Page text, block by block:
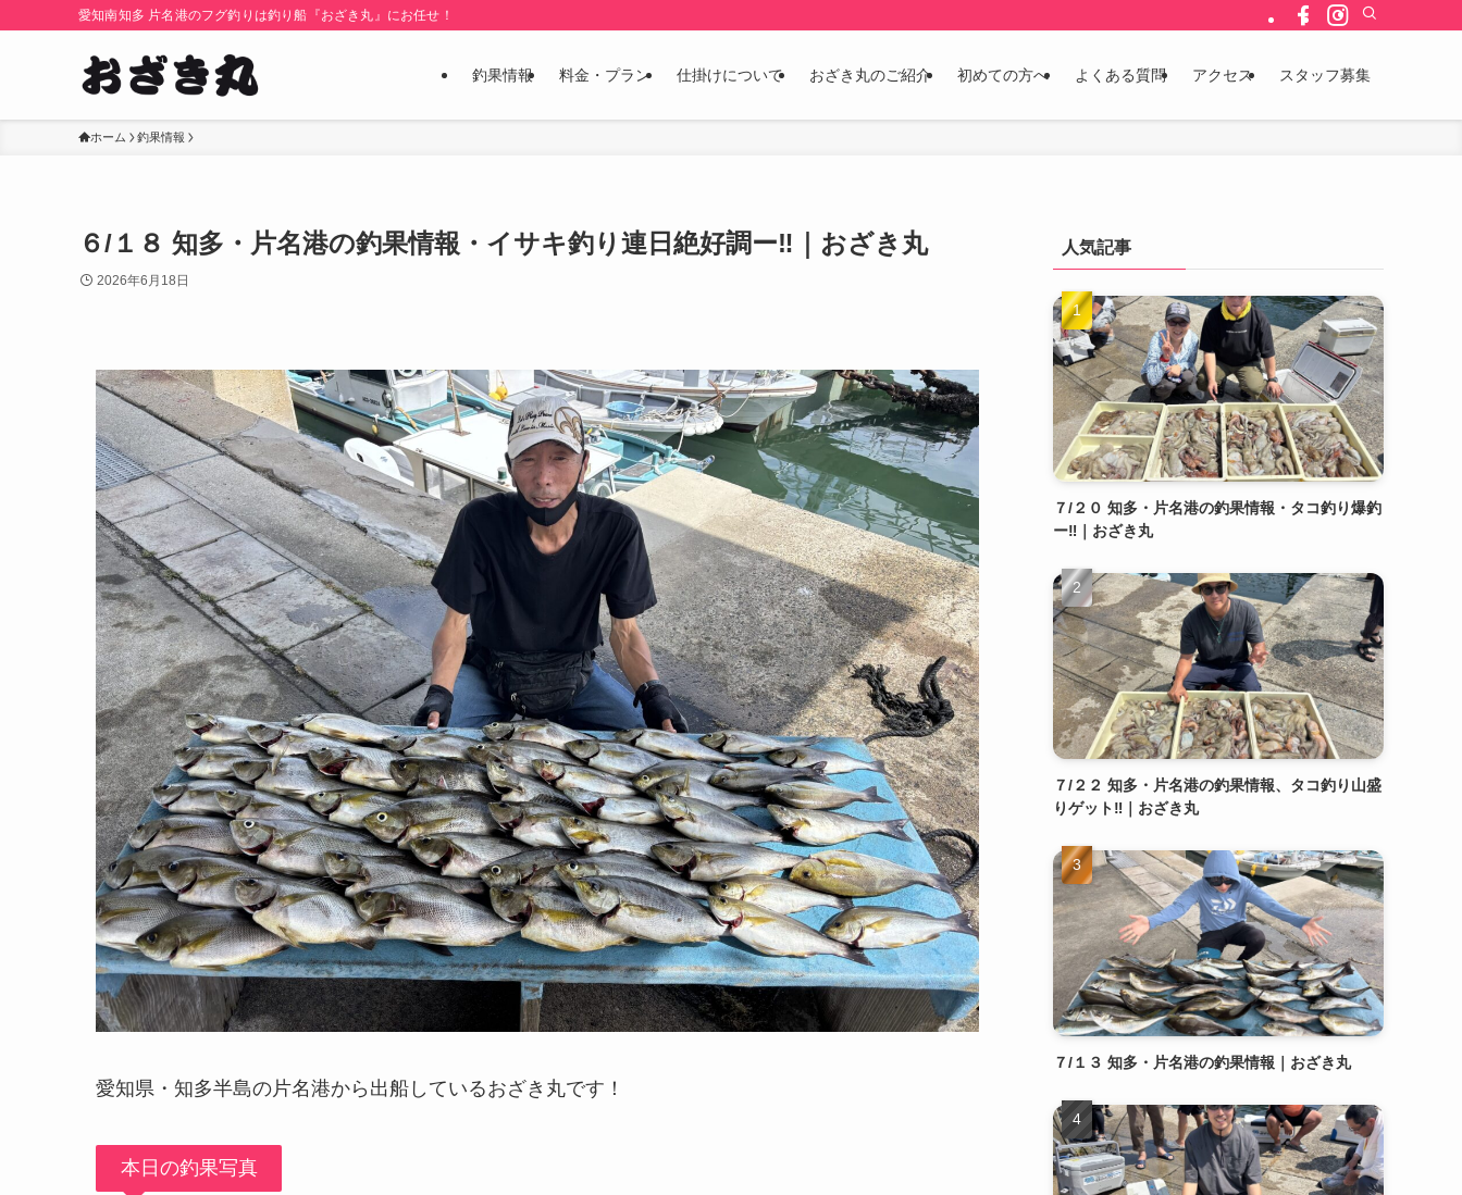
愛知南知多 片名港のフグ釣りは釣り船『おざき丸』にお任せ！
釣果情報 料金・プラン 仕掛けについて おざき丸のご紹介 初めての方へ よくある質問 アクセス スタッフ募集
ホーム 釣果情報
６/１８ 知多・片名港の釣果情報・イサキ釣り連日絶好調ー‼️｜おざき丸
2026年6月18日
愛知県・知多半島の片名港から出船しているおざき丸です！
本日の釣果写真
人気記事
７/２０ 知多・片名港の釣果情報・タコ釣り爆釣
ー‼️｜おざき丸
７/２２ 知多・片名港の釣果情報、タコ釣り山盛
りゲット‼️｜おざき丸
７/１３ 知多・片名港の釣果情報｜おざき丸